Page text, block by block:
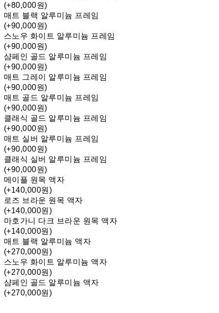
(+80,000원)
매트 블랙 알루미늄 프레임
(+90,000원)
스노우 화이트 알루미늄 프레임
(+90,000원)
샴페인 골드 알루미늄 프레임
(+90,000원)
매트 그레이 알루미늄 프레임
(+90,000원)
매트 골드 알루미늄 프레임
(+90,000원)
클래식 골드 알루미늄 프레임
(+90,000원)
매트 실버 알루미늄 프레임
(+90,000원)
클래식 실버 알루미늄 프레임
(+90,000원)
메이플 원목 액자
(+140,000원)
로즈 브라운 원목 액자
(+140,000원)
마호가니 다크 브라운 원목 액자
(+140,000원)
매트 블랙 알루미늄 액자
(+270,000원)
스노우 화이트 알루미늄 액자
(+270,000원)
샴페인 골드 알루미늄 액자
(+270,000원)